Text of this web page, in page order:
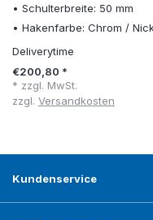
• Schulterbreite: 50 mm
• Hakenfarbe: Chrom /
Deliverytime
€200,80 *
* zzgl. MwSt.
zzgl. Versandkosten
Kundenservice